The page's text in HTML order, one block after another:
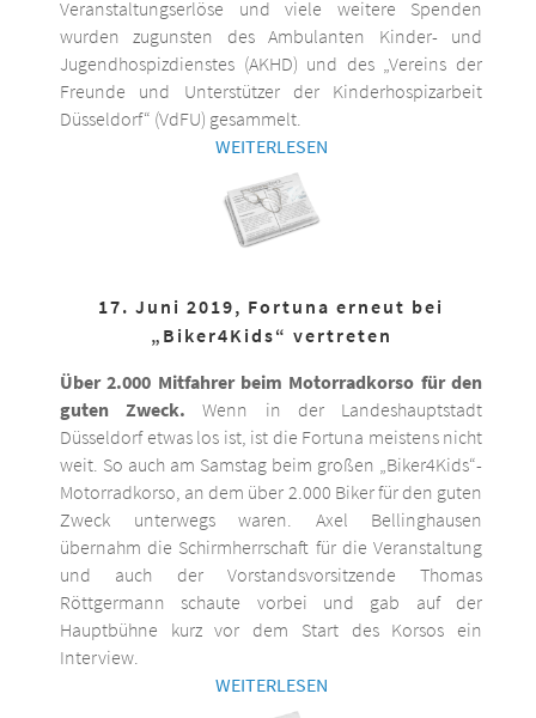
Veranstaltungserlöse und viele weitere Spenden
wurden zugunsten des Ambulanten Kinder- und
Jugendhospizdienstes (AKHD) und des „Vereins der
Freunde und Unterstützer der Kinderhospizarbeit
Düsseldorf“ (VdFU) gesammelt.
WEITERLESEN
17. Juni 2019, Fortuna erneut bei
„Biker4Kids“ vertreten
Über 2.000 Mitfahrer beim Motorradkorso für den
guten Zweck. Wenn in der Landeshauptstadt
Düsseldorf etwas los ist, ist die Fortuna meistens nicht
weit. So auch am Samstag beim großen „Biker4Kids“-
Motorradkorso, an dem über 2.000 Biker für den guten
Zweck unterwegs waren. Axel Bellinghausen
übernahm die Schirmherrschaft für die Veranstaltung
und auch der Vorstandsvorsitzende Thomas
Röttgermann schaute vorbei und gab auf der
Hauptbühne kurz vor dem Start des Korsos ein
Interview.
WEITERLESEN